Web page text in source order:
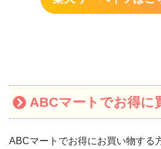
ABCマート でお得に
ABCマートでお得にお買い物する